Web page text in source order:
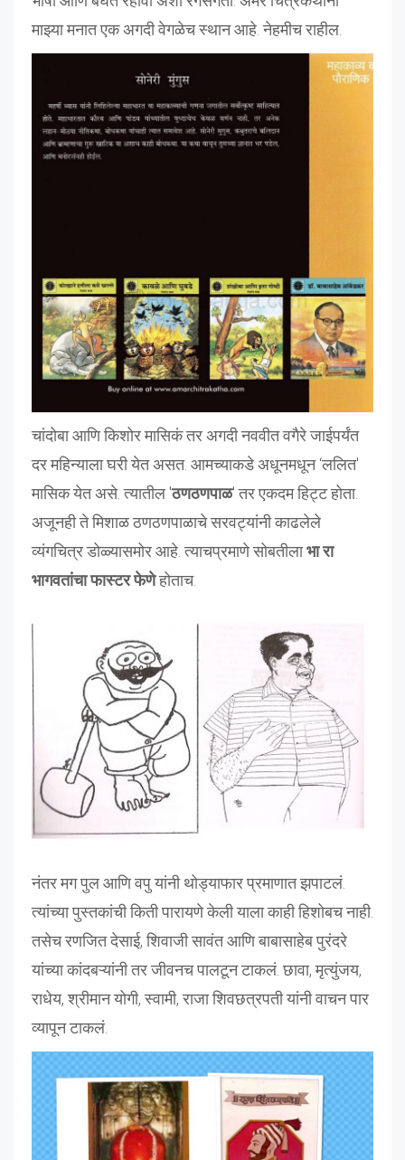
माझ्या मनात एक अगदी वेगळेच स्थान आहे. नेहमीच राहील.
चांदोबा आणि किशोर मासिकं तर अगदी नववीत वगैरे जाईपर्यंत
दर महिन्याला घरी येत असत. आमच्याकडे अधूनमधून ‘ललित'
मासिक येत असे. त्यातील 'ठणठणपाळ' तर एकदम हिट्ट होता.
अजूनही ते मिशाळ ठणठणपाळाचे सरवट्यांनी काढलेले
व्यंगचित्र डोळ्यासमोर आहे. त्याचप्रमाणे सोबतीलाभा रा
भागवतांचा फास्टर फेणेहोताच.
नंतर मग पुल आणि वपु यांनी थोड्याफार प्रमाणात झपाटलं.
त्यांच्या पुस्तकांची किती पारायणे केली याला काही हिशोबच नाही.
तसेच रणजित देसाई, शिवाजी सावंत आणि बाबासाहेब पुरंदरे
यांच्या कांदबऱ्यांनी तर जीवनच पालटून टाकलं. छावा, मृत्युंजय,
राधेय, श्रीमान योगी, स्वामी, राजा शिवछत्रपती यांनी वाचन पार
व्यापून टाकलं.